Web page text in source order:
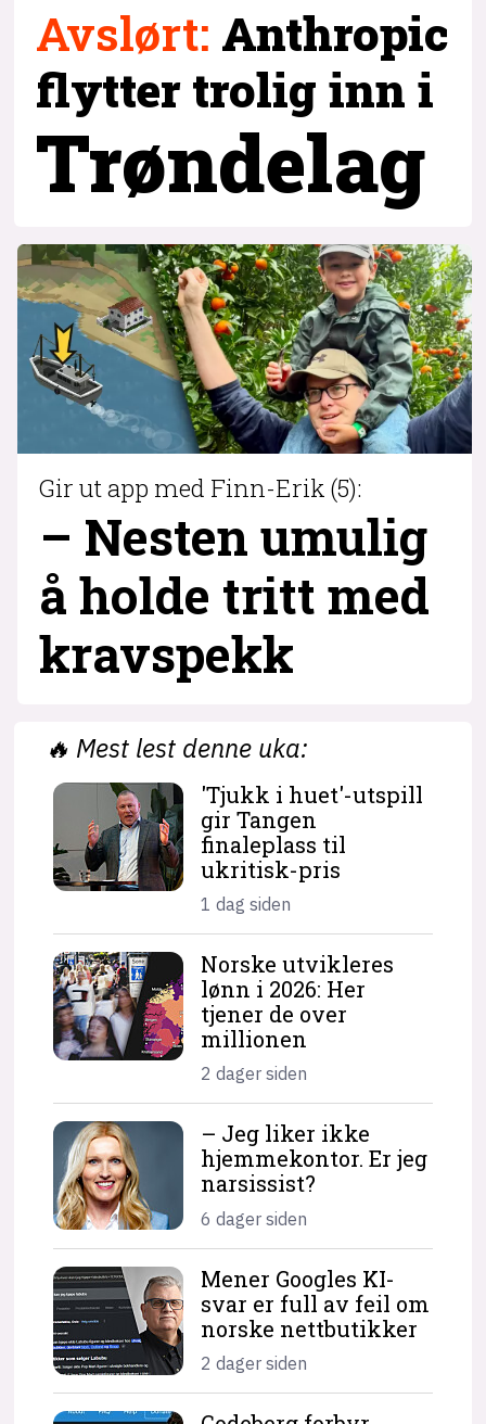
Avslørt: Anthropic
flytter trolig inn i
Trøndelag
Gir ut app med Finn-Erik (5):
– Nesten umulig
å holde tritt med
krav­spekk
🔥 Mest lest denne uka:
'Tjukk i huet'-utspill
gir Tangen
finaleplass til
ukritisk-pris
1 dag siden
Norske utvikleres
lønn i 2026: Her
tjener de over
millionen
2 dager siden
– Jeg liker ikke
hjemme­kontor. Er jeg
narsissist?
6 dager siden
Mener Googles KI-
svar er full av feil om
norske nettbutikker
2 dager siden